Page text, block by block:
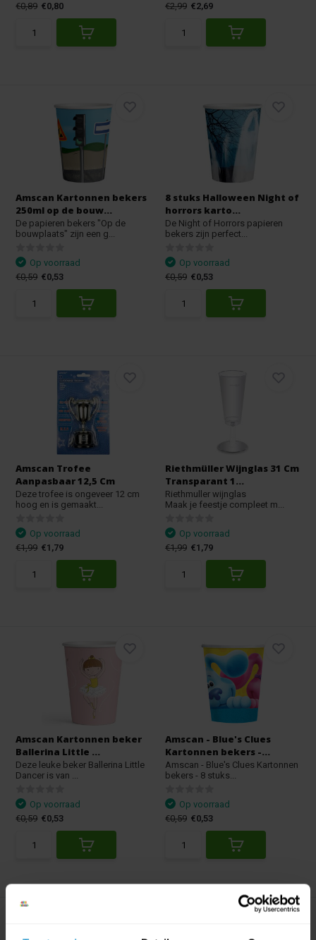
€0,89 €0,80
€2,99 €2,69
Amscan Kartonnen bekers
250ml op de bouw...
De papieren bekers "Op de
bouwplaats" zijn een g...
Op voorraad
€0,59 €0,53
8 stuks Halloween Night of
horrors karto...
De Night of Horrors papieren
bekers zijn perfect...
Op voorraad
€0,59 €0,53
Amscan Trofee
Aanpasbaar 12,5 Cm
Deze trofee is ongeveer 12 cm
hoog en is gemaakt...
Op voorraad
€1,99 €1,79
Riethmüller Wijnglas 31 Cm
Transparant 1...
Riethmuller wijnglas
Maak je feestje compleet m...
Op voorraad
€1,99 €1,79
Amscan Kartonnen beker
Ballerina Little ...
Deze leuke beker Ballerina Little
Dancer is van ...
Op voorraad
€0,59 €0,53
Amscan - Blue's Clues
Kartonnen bekers -...
Amscan - Blue's Clues Kartonnen
bekers - 8 stuks...
Op voorraad
€0,59 €0,53